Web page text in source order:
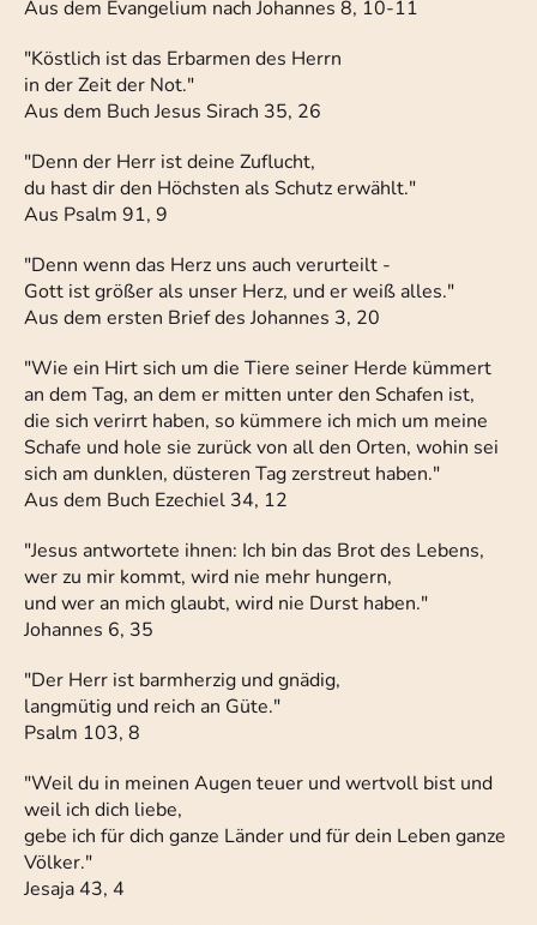
Aus dem Evangelium nach Johannes 8, 10-11
"Köstlich ist das Erbarmen des Herrn
in der Zeit der Not."
Aus dem Buch Jesus Sirach 35, 26
"Denn der Herr ist deine Zuflucht,
du hast dir den Höchsten als Schutz erwählt."
Aus Psalm 91, 9
"Denn wenn das Herz uns auch verurteilt -
Gott ist größer als unser Herz, und er weiß alles."
Aus dem ersten Brief des Johannes 3, 20
"Wie ein Hirt sich um die Tiere seiner Herde kümmert
an dem Tag, an dem er mitten unter den Schafen ist,
die sich verirrt haben, so kümmere ich mich um meine
Schafe und hole sie zurück von all den Orten, wohin sei
sich am dunklen, düsteren Tag zerstreut haben."
Aus dem Buch Ezechiel 34, 12
"Jesus antwortete ihnen: Ich bin das Brot des Lebens,
wer zu mir kommt, wird nie mehr hungern,
und wer an mich glaubt, wird nie Durst haben."
Johannes 6, 35
"Der Herr ist barmherzig und gnädig,
langmütig und reich an Güte."
Psalm 103, 8
"Weil du in meinen Augen teuer und wertvoll bist und
weil ich dich liebe,
gebe ich für dich ganze Länder und für dein Leben ganze
Völker."
Jesaja 43, 4